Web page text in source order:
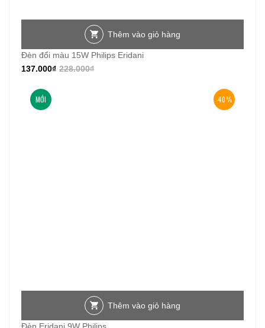
Thêm vào giỏ hàng
Đèn đổi màu 15W Philips Eridani
228.000₫
137.000₫
-40%
MỚI
Thêm vào giỏ hàng